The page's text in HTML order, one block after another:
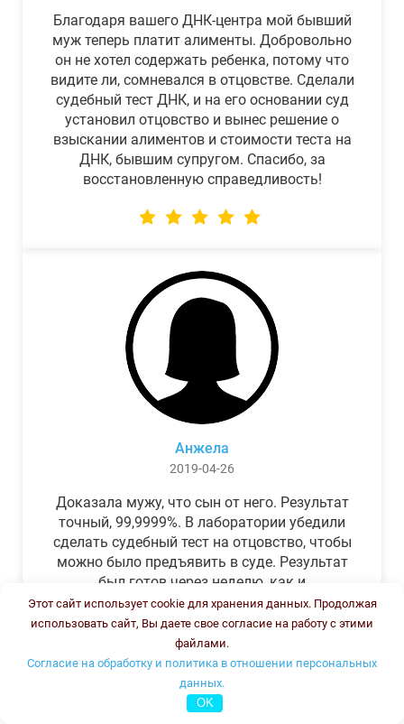
Благодаря вашего ДНК-центра мой бывший
муж теперь платит алименты. Добровольно
он не хотел содержать ребенка, потому что
видите ли, сомневался в отцовстве. Сделали
судебный тест ДНК, и на его основании суд
установил отцовство и вынес решение о
взыскании алиментов и стоимости теста на
ДНК, бывшим супругом. Спасибо, за
восстановленную справедливость!
Анжела
2019-04-26
Доказала мужу, что сын от него. Результат
точный, 99,9999%. В лаборатории убедили
сделать судебный тест на отцовство, чтобы
можно было предъявить в суде. Результат
был готов через неделю, как и
обещали.Теперь муж бегает и извиняется.
Этот сайт использует cookie для хранения данных. Продолжая
использовать сайт, Вы даете свое согласие на работу с этими
файлами.
Согласие на обработку и политика в отношении персональных
данных.
OK